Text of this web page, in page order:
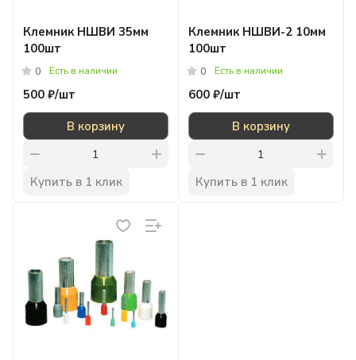
Клемник НШВИ 35мм
100шт
0 Есть в наличии
500 ₽/шт
В корзину
Купить в 1 клик
Клемник НШВИ-2 10мм
100шт
0 Есть в наличии
600 ₽/шт
В корзину
Купить в 1 клик